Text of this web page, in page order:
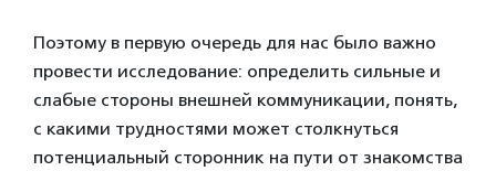
Поэтому в первую очередь для нас было важно
провести исследование: определить сильные и
слабые стороны внешней коммуникации, понять,
с какими трудностями может столкнуться
потенциальный сторонник на пути от знакомства